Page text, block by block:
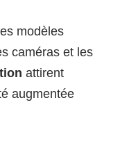
modèles
caméras et les
attirent
augmentée